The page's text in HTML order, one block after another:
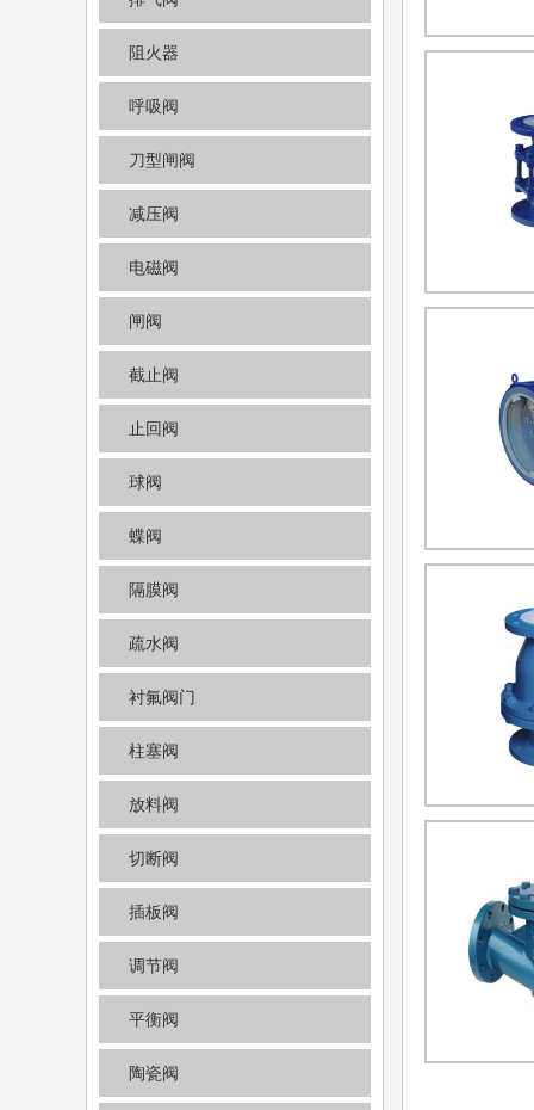
阻火器
呼吸阀
刀型闸阀
减压阀
电磁阀
闸阀
截止阀
止回阀
球阀
蝶阀
隔膜阀
疏水阀
衬氟阀门
柱塞阀
放料阀
切断阀
插板阀
调节阀
平衡阀
陶瓷阀